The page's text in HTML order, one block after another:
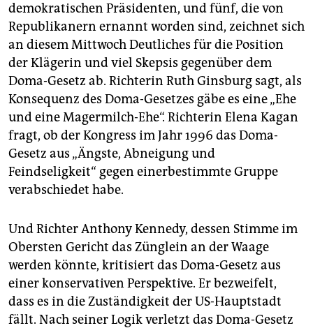
demokratischen Präsidenten, und fünf, die von
Republikanern ernannt worden sind, zeichnet sich
an diesem Mittwoch Deutliches für die Position
der Klägerin und viel Skepsis gegenüber dem
Doma-Gesetz ab. Richterin Ruth Ginsburg sagt, als
Konsequenz des Doma-Gesetzes gäbe es eine „Ehe
und eine Magermilch-Ehe“. Richterin Elena Kagan
fragt, ob der Kongress im Jahr 1996 das Doma-
Gesetz aus „Ängste, Abneigung und
Feindseligkeit“ gegen einerbestimmte Gruppe
verabschiedet habe.
Und Richter Anthony Kennedy, dessen Stimme im
Obersten Gericht das Zünglein an der Waage
werden könnte, kritisiert das Doma-Gesetz aus
einer konservativen Perspektive. Er bezweifelt,
dass es in die Zuständigkeit der US-Hauptstadt
fällt. Nach seiner Logik verletzt das Doma-Gesetz